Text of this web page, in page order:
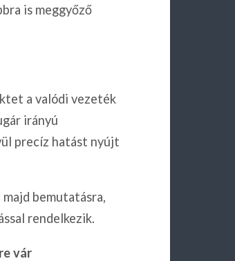
is meggyőző
a valódi vezeték
irányú
precíz hatást nyújt
bemutatásra,
rendelkezik.​​​​​​​
vár